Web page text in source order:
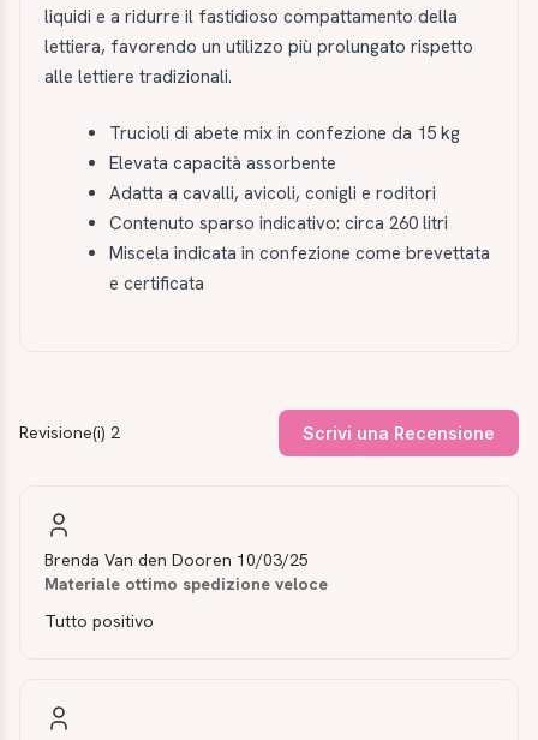
liquidi e a ridurre il fastidioso compattamento della
lettiera, favorendo un utilizzo più prolungato rispetto
alle lettiere tradizionali.
Trucioli di abete mix in confezione da 15 kg
Elevata capacità assorbente
Adatta a cavalli, avicoli, conigli e roditori
Contenuto sparso indicativo: circa 260 litri
Miscela indicata in confezione come brevettata
e certificata
Revisione(i) 2 Scrivi una Recensione
Brenda Van den Dooren 10/03/25
Materiale ottimo spedizione veloce
Tutto positivo